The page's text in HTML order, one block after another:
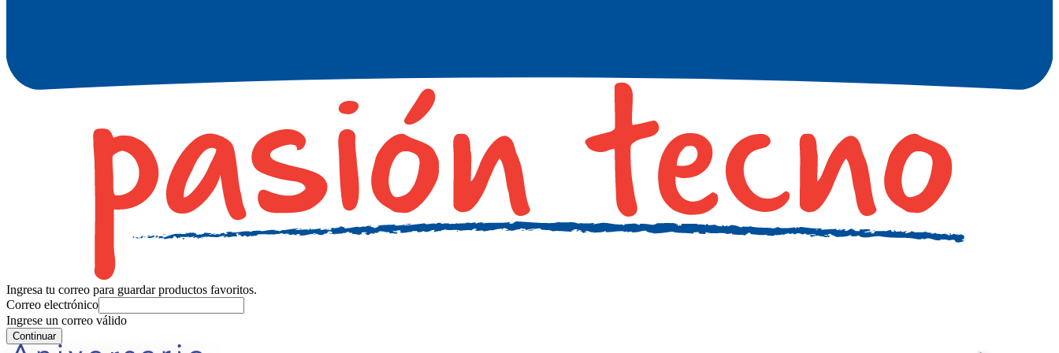
Ingresa tu correo para guardar productos favoritos.
Correo electrónico
Ingrese un correo válido
Continuar